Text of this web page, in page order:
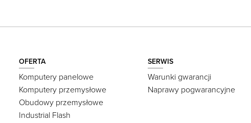
OFERTA
Komputery panelowe
Komputery przemysłowe
Obudowy przemysłowe
Industrial Flash
SERWIS
Warunki gwarancji
Naprawy pogwarancyjne